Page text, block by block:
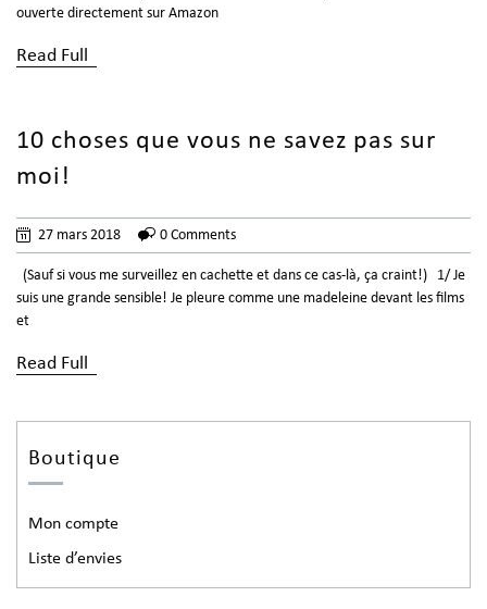
ouverte directement sur Amazon
Read Full
10 choses que vous ne savez pas sur
moi!
27 mars 2018 0 Comments
(Sauf si vous me surveillez en cachette et dans ce cas-là, ça craint!) 1/ Je
suis une grande sensible! Je pleure comme une madeleine devant les films
et
Read Full
Boutique
Mon compte
Liste d’envies